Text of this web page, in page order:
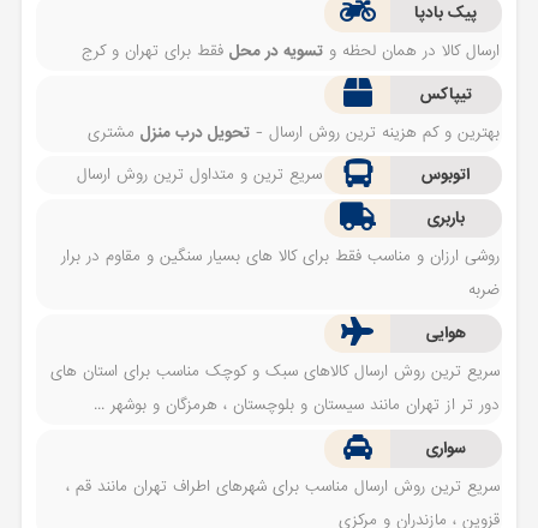
پیک بادپا
ارسال کالا در همان لحظه وتسویه در محل فقط برای تهران و کرج
تیپاکس
بهترین و کم هزینه ترین روش ارسال -تحویل درب منزل مشتری
اتوبوس
سریع ترین و متداول ترین روش ارسال
باربری
روشی ارزان و مناسب فقط برای کالا های بسیار سنگین و مقاوم در برار
ضربه
هوایی
سریع ترین روش ارسال کالاهای سبک و کوچک مناسب برای استان های
دور تر از تهران مانند سیستان و بلوچستان ، هرمزگان و بوشهر ...
سواری
سریع ترین روش ارسال مناسب برای شهرهای اطراف تهران مانند قم ،
قزوین ، مازندران و مرکزی